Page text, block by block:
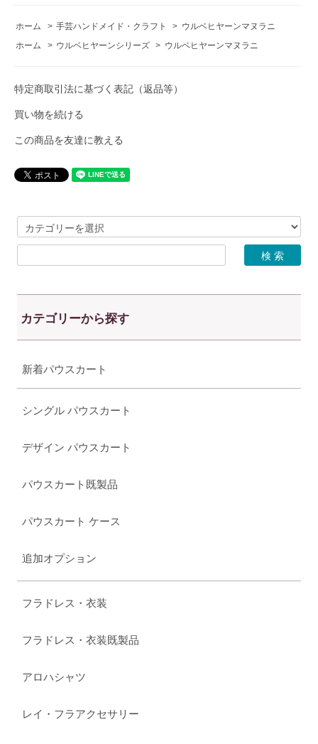
ホーム > 手芸ハンドメイド・クラフト > ウルベヒヤーンマヌラニ
ホーム
> ウルベヒヤーンシリーズ > ウルベヒヤーンマヌラニ
特定商取引法に基づく表記（返品等）
買い物を続ける
この商品を友達に教える
カテゴリーから探す
新着パウスカート
シングル パウスカート
デザイン パウスカート
パウスカート既製品
パウスカート ケース
追加オプション
フラドレス・衣装
フラドレス・衣装既製品
アロハシャツ
レイ・フラアクセサリー